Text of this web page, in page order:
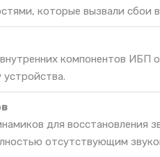
которые вызвали сбои
компонентов ИБП
устройства.
для восстановления
отсутствующим